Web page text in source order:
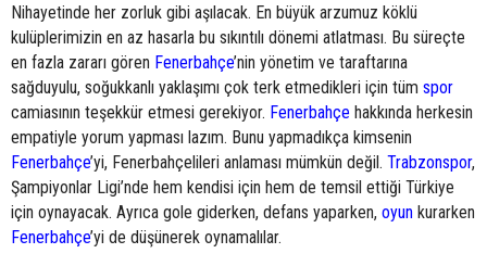
Nihayetinde her zorluk gibi aşılacak. En büyük arzumuz köklü
kulüplerimizin en az hasarla bu sıkıntılı dönemi atlatması. Bu süreçte
en fazla zararı gören Fenerbahçe’nin yönetim ve taraftarına
sağduyulu, soğukkanlı yaklaşımı çok terk etmedikleri için tüm spor
camiasının teşekkür etmesi gerekiyor. Fenerbahçe hakkında herkesin
empatiyle yorum yapması lazım. Bunu yapmadıkça kimsenin
Fenerbahçe’yi, Fenerbahçelileri anlaması mümkün değil. Trabzonspor,
Şampiyonlar Ligi’nde hem kendisi için hem de temsil ettiği Türkiye
için oynayacak. Ayrıca gole giderken, defans yaparken, oyun kurarken
Fenerbahçe’yi de düşünerek oynamalılar.